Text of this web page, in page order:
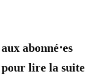
abonné⋅es
pour lire la suite